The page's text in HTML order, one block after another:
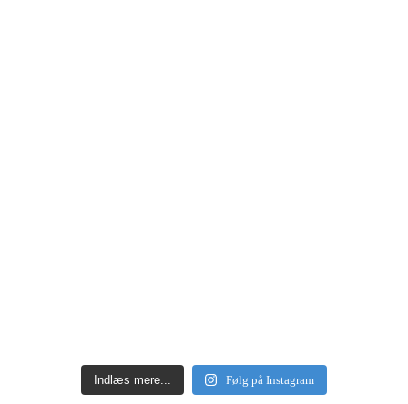
Indlæs mere... Følg på Instagram